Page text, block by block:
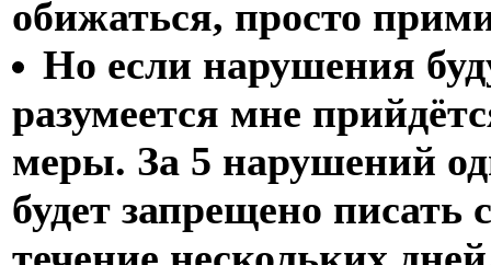
обижаться, просто
Но если нарушения
разумеется мне
меры. За 5 нарушений
будет запрещено